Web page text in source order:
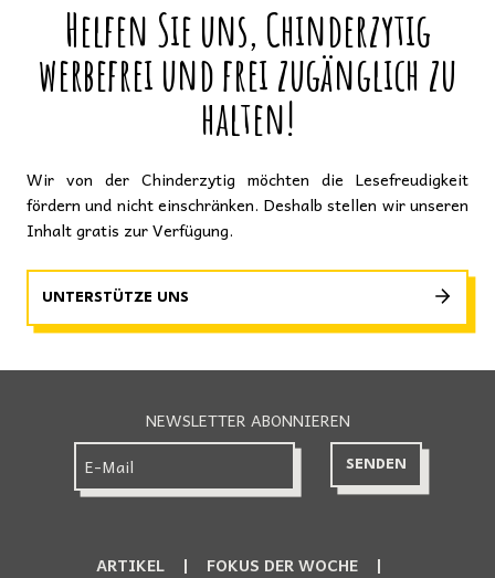
Helfen Sie uns, Chinderzytig
werbefrei und frei zugänglich zu
halten!
Wir von der Chinderzytig möchten die Lesefreudigkeit
fördern und nicht einschränken. Deshalb stellen wir unseren
Inhalt gratis zur Verfügung.
UNTERSTÜTZE UNS
NEWSLETTER ABONNIEREN
ARTIKEL FOKUS DER WOCHE